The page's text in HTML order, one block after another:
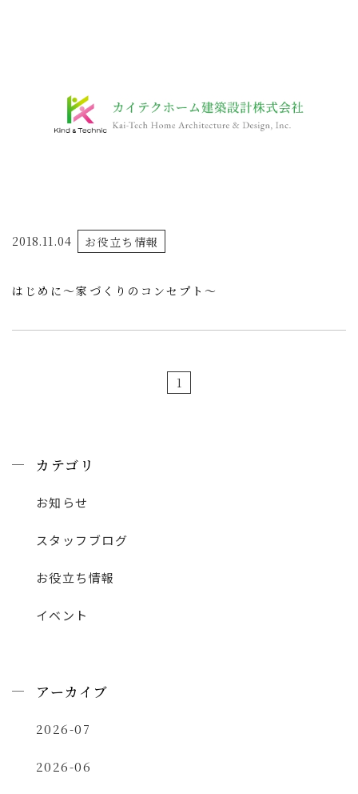
2018.11.04 お役立ち情報
はじめに～家づくりのコンセプト～
1
カテゴリ
お知らせ
スタッフブログ
お役立ち情報
イベント
アーカイブ
2026-07
2026-06